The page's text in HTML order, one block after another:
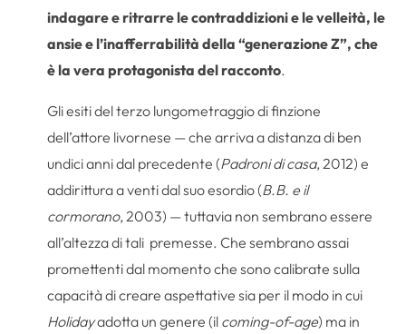
indagare e ritrarre le contraddizioni e le velleità, le
ansie e l’inafferrabilità della “generazione Z”, che
è la vera protagonista del racconto.
Gli esiti del terzo lungometraggio di finzione
dell’attore livornese — che arriva a distanza di ben
undici anni dal precedente (Padroni di casa, 2012) e
addirittura a venti dal suo esordio (B.B. e il
cormorano, 2003) — tuttavia non sembrano essere
all’altezza di tali premesse. Che sembrano assai
promettenti dal momento che sono calibrate sulla
capacità di creare aspettative sia per il modo in cui
Holidayadotta un genere (il coming-of-age) ma in